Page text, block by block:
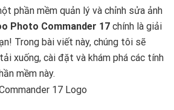
phần mềm quản lý và chỉnh sửa ảnh
Photo Commander 17 chính là giải
Trong bài viết này, chúng tôi sẽ
xuống, cài đặt và khám phá các tính
mềm này.